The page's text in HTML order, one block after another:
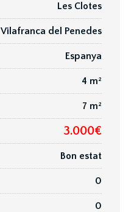
Les Clotes
Vilafranca del Penedes
Espanya
4 m²
7 m²
3.000€
Bon estat
0
0